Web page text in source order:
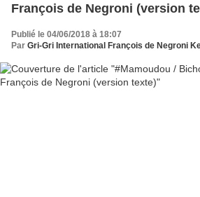
François de Negroni (version
Publié le 04/06/2018 à 18:07
Par Gri-Gri International François de Negroni